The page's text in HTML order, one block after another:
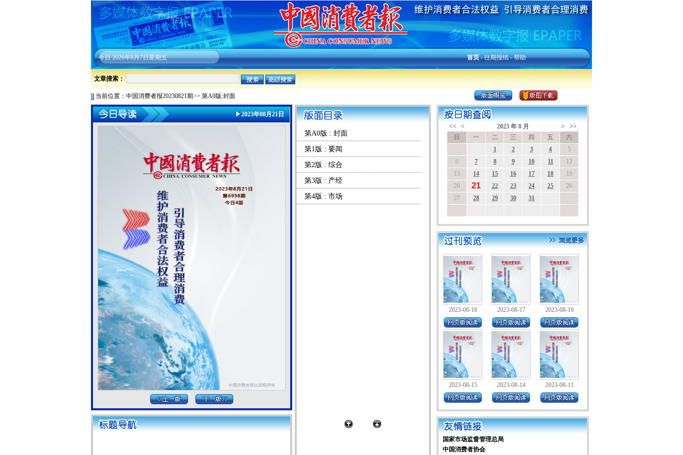
今日2026年8月7日星期五 首页-往期报纸-帮助
文章搜索：
当前位置： 中国消费者报20230821期>> 第A0版:封面
2023年08月21日
第A0版 : 封面
第1版 : 要闻
第2版 : 综合
第3版 : 产经
第4版 : 市场
2023-08-18 2023-08-17 2023-08-16
2023-08-15 2023-08-14 2023-08-11
国家市场监督管理总局
中国消费者协会